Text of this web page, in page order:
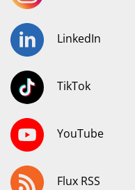
LinkedIn
TikTok
YouTube
Flux RSS